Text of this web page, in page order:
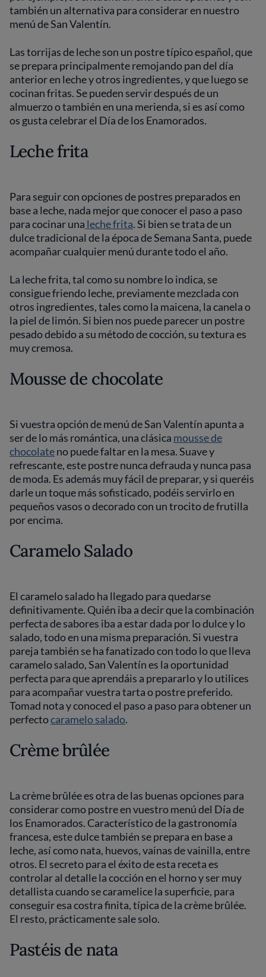
también un alternativa para considerar en nuestro
menú de San Valentín.
Las torrijas de leche son un postre típico español, que
se prepara principalmente remojando pan del día
anterior en leche y otros ingredientes, y que luego se
cocinan fritas. Se pueden servir después de un
almuerzo o también en una merienda, si es así como
os gusta celebrar el Día de los Enamorados.
Leche frita
Para seguir con opciones de postres preparados en
base a leche, nada mejor que conocer el paso a paso
para cocinar una leche frita. Si bien se trata de un
dulce tradicional de la época de Semana Santa, puede
acompañar cualquier menú durante todo el año.
La leche frita, tal como su nombre lo indica, se
consigue friendo leche, previamente mezclada con
otros ingredientes, tales como la maicena, la canela o
la piel de limón. Si bien nos puede parecer un postre
pesado debido a su método de cocción, su textura es
muy cremosa.
Mousse de chocolate
Si vuestra opción de menú de San Valentín apunta a
ser de lo más romántica, una clásica mousse de
chocolateno puede faltar en la mesa. Suave y
refrescante, este postre nunca defrauda y nunca pasa
de moda. Es además muy fácil de preparar, y si queréis
darle un toque más sofisticado, podéis servirlo en
pequeños vasos o decorado con un trocito de frutilla
por encima.
Caramelo Salado
El caramelo salado ha llegado para quedarse
definitivamente. Quién iba a decir que la combinación
perfecta de sabores iba a estar dada por lo dulce y lo
salado, todo en una misma preparación. Si vuestra
pareja también se ha fanatizado con todo lo que lleva
caramelo salado, San Valentín es la oportunidad
perfecta para que aprendáis a prepararlo y lo utilices
para acompañar vuestra tarta o postre preferido.
Tomad nota y conoced el paso a paso para obtener un
perfectocaramelo salado.
Crème brûlée
La crème brûlée es otra de las buenas opciones para
considerar como postre en vuestro menú del Día de
los Enamorados. Característico de la gastronomía
francesa, este dulce también se prepara en base a
leche, así como nata, huevos, vainas de vainilla, entre
otros. El secreto para el éxito de esta receta es
controlar al detalle la cocción en el horno y ser muy
detallista cuando se caramelice la superficie, para
conseguir esa costra finita, típica de la crème brûlée.
El resto, prácticamente sale solo.
Pastéis de nata